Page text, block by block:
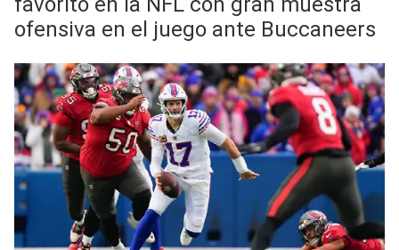
ofensiva en el juego ante Buccaneers